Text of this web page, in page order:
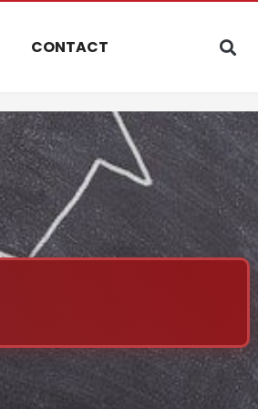
CONTACT